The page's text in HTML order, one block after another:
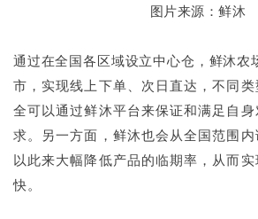
图片来源：鲜沐
通过在全国各区域设立中心仓，鲜沐农
市，实现线上下单、次日直达，不同
全可以通过鲜沐平台来保证和满足自
求。另一方面，鲜沐也会从全国范围内
以此来大幅降低产品的临期率，从而
快。